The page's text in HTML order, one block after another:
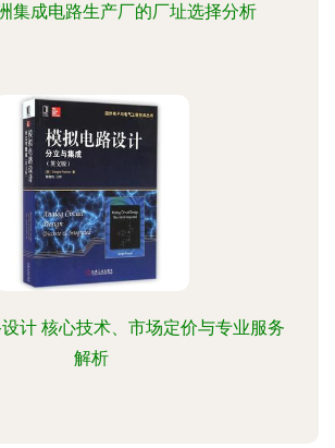
集成电路生产厂的厂址选择分析
计 核心技术、市场定价与专业服务
解析